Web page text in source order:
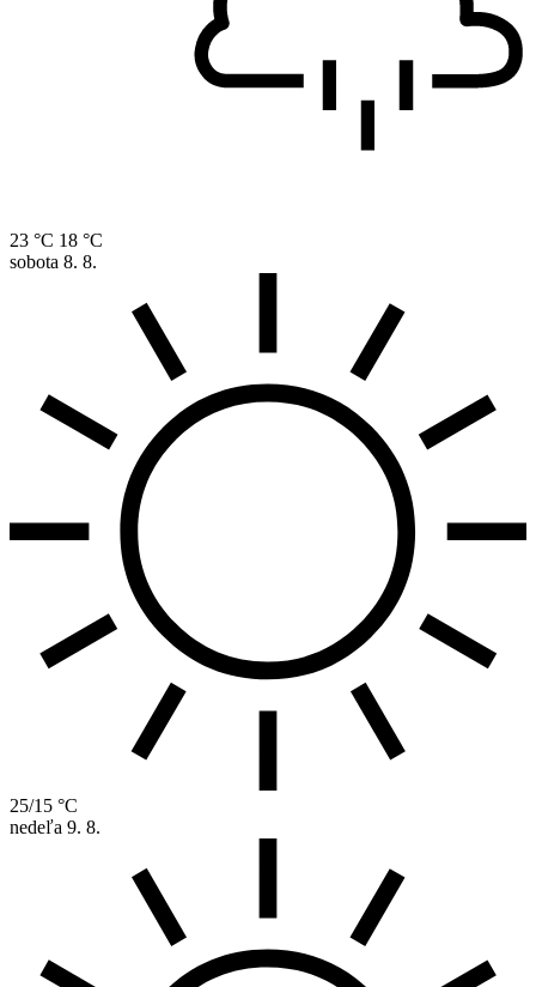
23 °C 18 °C
sobota 8. 8.
25/15 °C
nedeľa 9. 8.